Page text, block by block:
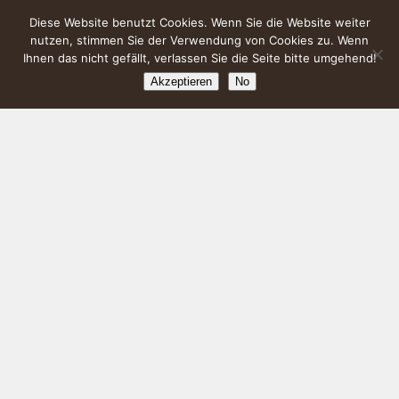
Diese Website benutzt Cookies. Wenn Sie die Website weiter
nutzen, stimmen Sie der Verwendung von Cookies zu. Wenn
Ihnen das nicht gefällt, verlassen Sie die Seite bitte umgehend!
Akzeptieren No